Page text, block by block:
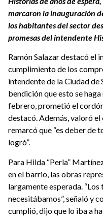
marcaron la inauguración
los habitantes del sector
promesas del intendente
Ramón Salazar destacó el
cumplimiento de los
intendente de la Ciudad de
bendición que esto se
febrero, prometió el
destacó. Además, valoró
remarcó que “es deber de
logró”.
Para Hilda “Perla”
en el barrio, las obras
largamente esperada.
necesitábamos”, señaló y
cumplió, dijo que lo iba a